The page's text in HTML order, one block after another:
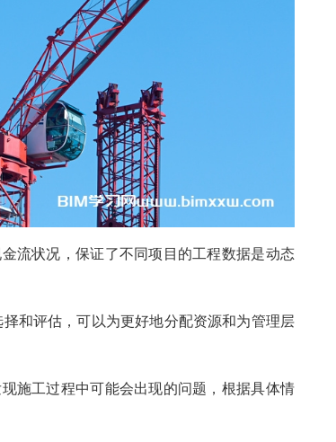
流状况，保证了不同项目的工程数据是动态
和评估，可以为更好地分配资源和为管理层
施工过程中可能会出现的问题，根据具体情